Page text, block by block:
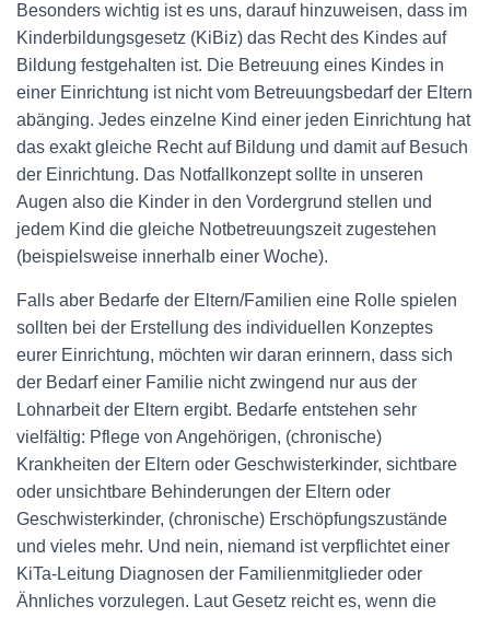
Besonders wichtig ist es uns, darauf hinzuweisen, dass im
Kinderbildungsgesetz (KiBiz) das Recht des Kindes auf
Bildung festgehalten ist. Die Betreuung eines Kindes in
einer Einrichtung ist nicht vom Betreuungsbedarf der Eltern
abänging. Jedes einzelne Kind einer jeden Einrichtung hat
das exakt gleiche Recht auf Bildung und damit auf Besuch
der Einrichtung. Das Notfallkonzept sollte in unseren
Augen also die Kinder in den Vordergrund stellen und
jedem Kind die gleiche Notbetreuungszeit zugestehen
(beispielsweise innerhalb einer Woche).
Falls aber Bedarfe der Eltern/Familien eine Rolle spielen
sollten bei der Erstellung des individuellen Konzeptes
eurer Einrichtung, möchten wir daran erinnern, dass sich
der Bedarf einer Familie nicht zwingend nur aus der
Lohnarbeit der Eltern ergibt. Bedarfe entstehen sehr
vielfältig: Pflege von Angehörigen, (chronische)
Krankheiten der Eltern oder Geschwisterkinder, sichtbare
oder unsichtbare Behinderungen der Eltern oder
Geschwisterkinder, (chronische) Erschöpfungszustände
und vieles mehr. Und nein, niemand ist verpflichtet einer
KiTa-Leitung Diagnosen der Familienmitglieder oder
Ähnliches vorzulegen. Laut Gesetz reicht es, wenn die